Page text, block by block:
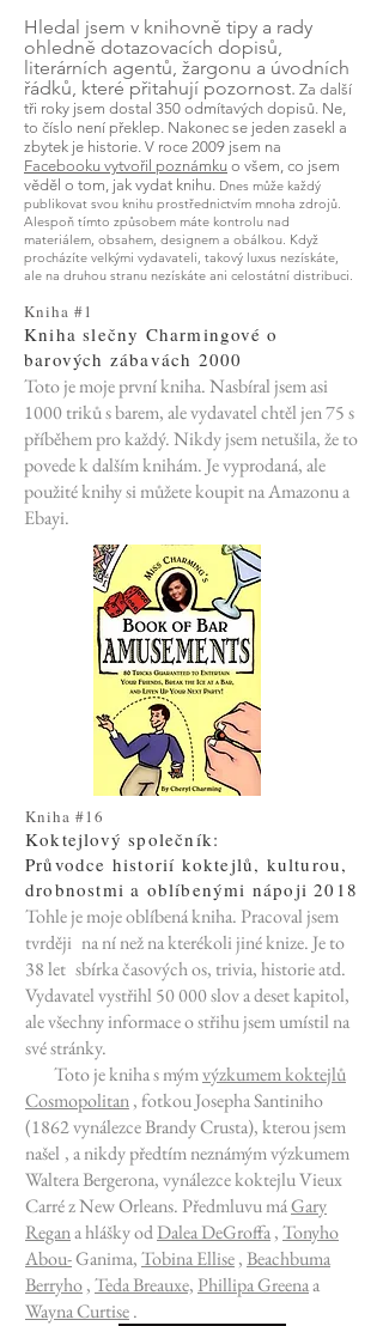
Hledal jsem v knihovně tipy a rady
ohledně dotazovacích dopisů,
literárních agentů, žargonu a úvodních
řádků, které přitahují pozornost. Za další
tři roky jsem dostal 350 odmítavých dopisů. Ne,
to číslo není překlep. Nakonec se jeden zasekl a
zbytek je historie. V roce 2009 jsem na
Facebooku vytvořil poznámku o všem, co jsem
věděl o tom, jak vydat knihu. Dnes může každý
publikovat svou knihu prostřednictvím mnoha zdrojů.
Alespoň tímto způsobem máte kontrolu nad
materiálem, obsahem, designem a obálkou. Když
procházíte velkými vydavateli, takový luxus nezískáte,
ale na druhou stranu nezískáte ani celostátní distribuci.
Kniha #1
Kniha slečny Charmingové o
barových zábavách 2000
Toto je moje první kniha. Nasbíral jsem asi
1000 triků s barem, ale vydavatel chtěl jen 75 s
příběhem pro každý. Nikdy jsem netušila, že to
povede k dalším knihám. Je vyprodaná, ale
použité knihy si můžete koupit na Amazonu a
Ebayi.
Kniha #16
Koktejlový společník:
Průvodce historií koktejlů, kulturou,
drobnostmi a oblíbenými nápoji 2018
Tohle je moje oblíbená kniha. Pracoval jsem
tvrději na ní než na kterékoli jiné knize. Je to
38 let sbírka časových os, trivia, historie atd.
Vydavatel vystřihl 50 000 slov a deset kapitol,
ale všechny informace o střihu jsem umístil na
své stránky.
Toto je kniha s mýmvýzkumem koktejlů
Cosmopolitan, fotkou Josepha Santiniho
(1862 vynálezce Brandy Crusta), kterou jsem
našel , a nikdy předtím neznámým výzkumem
Waltera Bergerona, vynálezce koktejlu Vieux
Carré z New Orleans. Předmluvu máGary
Regana hlášky odDalea DeGroffa,Tonyho
Abou-Ganima,Tobina Ellise,Beachbuma
Berryho,Teda Breauxe, Phillipa Greenaa
Wayna Curtise.